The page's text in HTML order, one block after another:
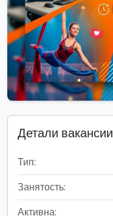
Детали вакансии
Тип:
Занятость:
Активна: